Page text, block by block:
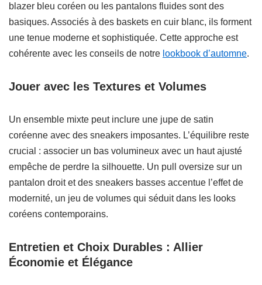
blazer bleu coréen ou les pantalons fluides sont des
basiques. Associés à des baskets en cuir blanc, ils forment
une tenue moderne et sophistiquée. Cette approche est
cohérente avec les conseils de notre lookbook d’automne.
Jouer avec les Textures et Volumes
Un ensemble mixte peut inclure une jupe de satin
coréenne avec des sneakers imposantes. L’équilibre reste
crucial : associer un bas volumineux avec un haut ajusté
empêche de perdre la silhouette. Un pull oversize sur un
pantalon droit et des sneakers basses accentue l’effet de
modernité, un jeu de volumes qui séduit dans les looks
coréens contemporains.
Entretien et Choix Durables : Allier
Économie et Élégance